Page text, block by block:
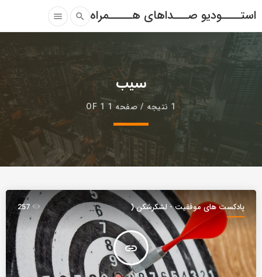
استــــودیو صـــداهای هـــــمراه search
menu
سیب
1 نتیجه / صفحه 1 OF 1
پادکست های موفقیت - لشکرشکن (
موج )
insert_link
257